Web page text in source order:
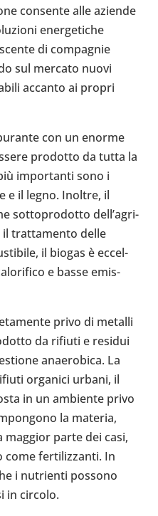
con­sente alle aziende
ener­ge­ti­che
di com­pa­gnie
sul mercato nuovi
accanto ai propri
con un enorme
pro­dotto da tutta la
impor­tanti sono i
e il legno. Inoltre, il
sot­to­pro­dotto del­l’a­gri­
il trat­ta­mento delle
il biogas è eccel­
e basse emis­
privo di metalli
da rifiuti e residui
anae­ro­bica. La
orga­nici urbani, il
in un ambiente privo
la materia,
maggior parte dei casi,
come fer­ti­liz­zanti. In
i nutrienti possono
in circolo.